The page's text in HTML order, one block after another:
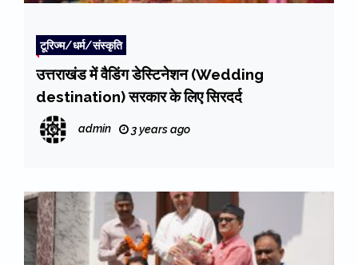
टूरिज्म/धर्म/संस्कृति
उत्तराखंड में वैडिंग डेस्टिनेशन (Wedding
destination) सरकार के लिए सिरदर्द
admin 3 years ago